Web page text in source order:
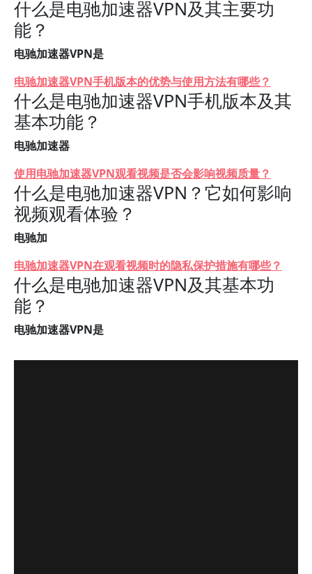
什么是电驰加速器VPN及其主要功
能？
电驰加速器VPN是
电驰加速器VPN手机版本的优势与使用方法有哪些？
什么是电驰加速器VPN手机版本及其
基本功能？
电驰加速器
使用电驰加速器VPN观看视频是否会影响视频质量？
什么是电驰加速器VPN？它如何影响
视频观看体验？
电驰加
电驰加速器VPN在观看视频时的隐私保护措施有哪些？
什么是电驰加速器VPN及其基本功
能？
电驰加速器VPN是